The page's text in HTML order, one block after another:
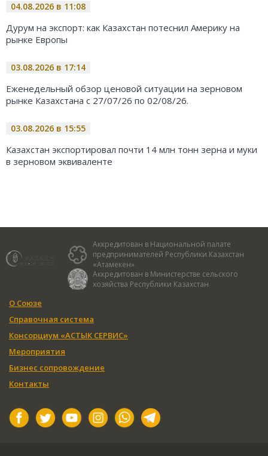
04.08.2026 в 11:08
Дурум на экспорт: как Казахстан потеснил Америку на
рынке Европы
03.08.2026 в 17:14
Еженедельный обзор ценовой ситуации на зерновом
рынке Казахстана с 27/07/26 по 02/08/26.
03.08.2026 в 15:55
Казахстан экспортировал почти 14 млн тонн зерна и муки
в зерновом эквиваленте
Аккредитован в Национальной палате
предпринимателей Республики Казахстан
«Атамекен»
Аккредитован в Министерстве сельского
хозяйства Республики Казахстан
О Союзе
Справочная система
Консорциум «АСТЫК СЕРВИС»
Мероприятия
Бизнес сопровождение
Контакты